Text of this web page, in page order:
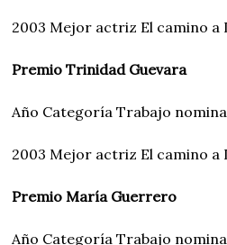
2003 Mejor actriz El camino a
Premio Trinidad Guevara
Año Categoría Trabajo
2003 Mejor actriz El camino a
Premio María Guerrero
Año Categoría Trabajo